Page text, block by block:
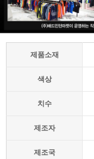
제품소재
색상
치수
제조자
제조국